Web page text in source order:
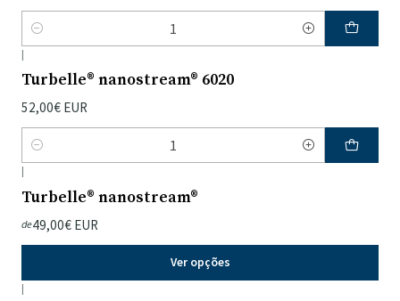
Quantidade
|
Turbelle® nanostream® 6020
52,00€ EUR
Quantidade
|
Turbelle® nanostream®
de49,00€ EUR
Ver opções
|